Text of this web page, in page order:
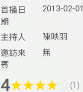
首播日
期
2013-02-01
主持人
陳映羽
邀訪來
賓
無
4★★★★ (1)